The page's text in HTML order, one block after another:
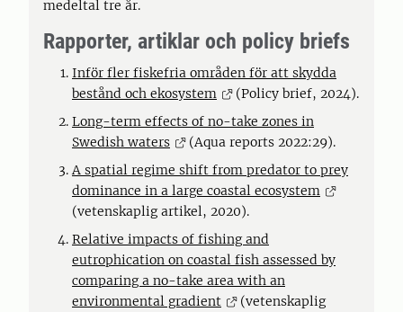
medeltal tre år.
Rapporter, artiklar och policy briefs
Inför fler fiskefria områden för att skydda
bestånd och ekosystem
(Policy brief, 2024).
Long-term effects of no-take zones in
Swedish waters
(Aqua reports 2022:29).
A spatial regime shift from predator to prey
dominance in a large coastal ecosystem
(vetenskaplig artikel, 2020).
Relative impacts of fishing and
eutrophication on coastal fish assessed by
comparing a no-take area with an
environmental gradient
(vetenskaplig